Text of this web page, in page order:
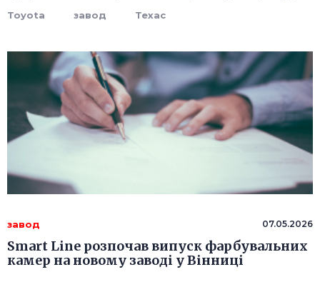
Toyota завод Техас
завод 07.05.2026
Smart Line розпочав випуск фарбувальних
камер на новому заводі у Вінниці